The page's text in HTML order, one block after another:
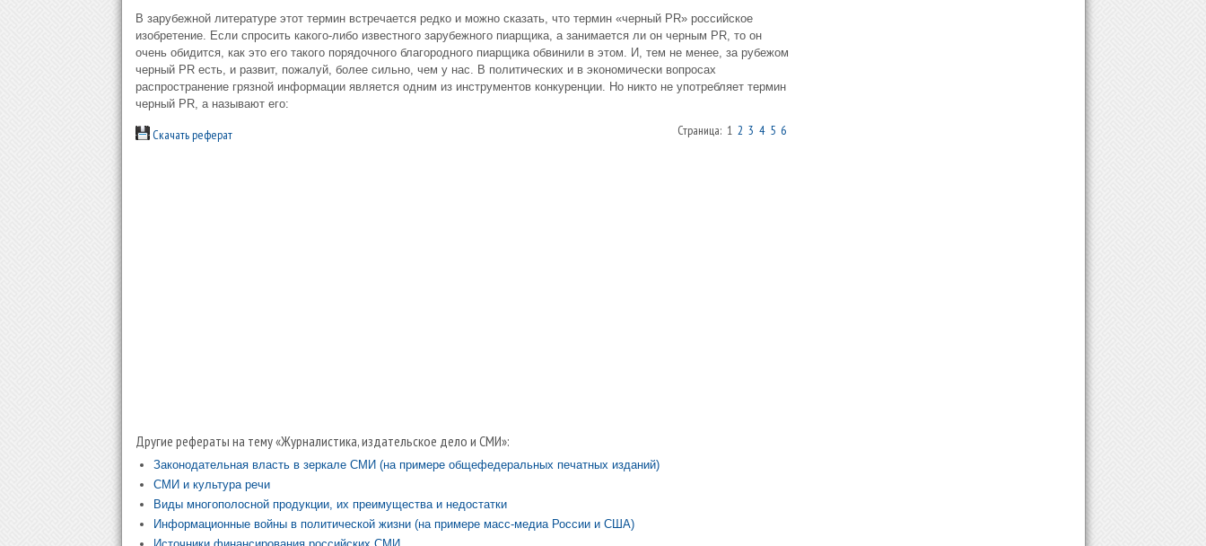
В зарубежной литературе этот термин встречается редко и можно сказать, что термин «черный PR» российское
изобретение. Если спросить какого-либо известного зарубежного пиарщика, а занимается ли он черным PR, то он
очень обидится, как это его такого порядочного благородного пиарщика обвинили в этом. И, тем не менее, за рубежом
черный PR есть, и развит, пожалуй, более сильно, чем у нас. В политических и в экономически вопросах
распространение грязной информации является одним из инструментов конкуренции. Но никто не употребляет термин
черный PR, а называют его:
Скачать реферат Страница: 1 2 3 4 5 6
Другие рефераты на тему «Журналистика, издательское дело и СМИ»:
Законодательная власть в зеркале СМИ (на примере общефедеральных печатных изданий)
СМИ и культура речи
Виды многополосной продукции, их преимущества и недостатки
Информационные войны в политической жизни (на примере масс-медиа России и США)